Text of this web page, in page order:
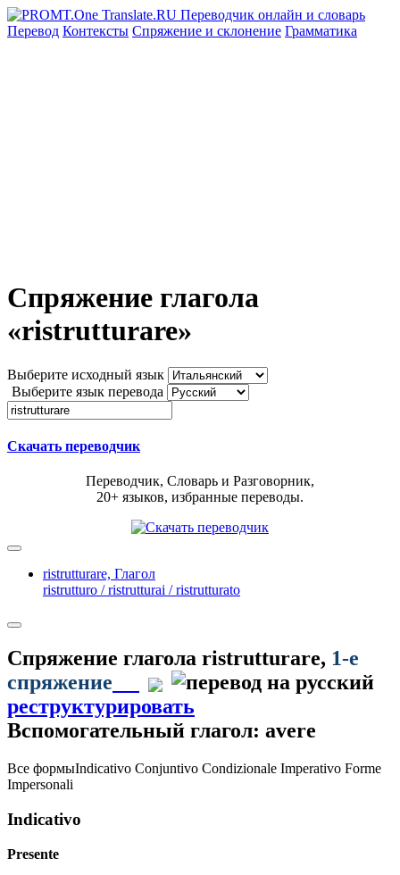
Перевод Контексты Спряжение и склонение Грамматика
Спряжение глагола
«ristrutturare»
Выберите исходный язык
Выберите язык перевода
Скачать переводчик
Переводчик, Словарь и Разговорник,
20+ языков, избранные переводы.
ristrutturare, Глагол
ristrutturo / ristrutturai / ristrutturato
Спряжение глагола ristrutturare, 1-е
спряжение
реструктурировать
Вспомогательный глагол: avere
Все формыIndicativo Conjuntivo Condizionale Imperativo Forme
Impersonali
Indicativo
Presente